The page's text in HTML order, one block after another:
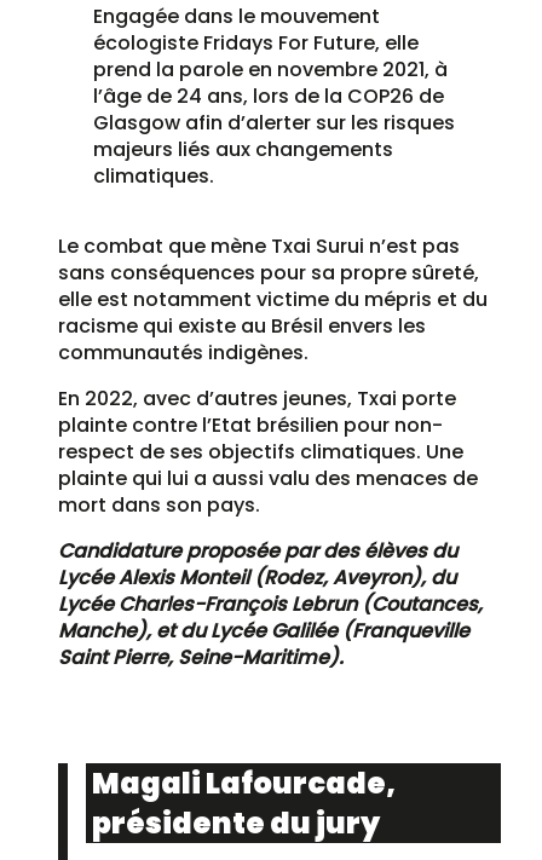
Engagée dans le mouvement
écologiste Fridays For Future, elle
prend la parole en novembre 2021, à
l’âge de 24 ans, lors de la COP26 de
Glasgow afin d’alerter sur les risques
majeurs liés aux changements
climatiques.
Le combat que mène Txai Surui n’est pas
sans conséquences pour sa propre sûreté,
elle est notamment victime du mépris et du
racisme qui existe au Brésil envers les
communautés indigènes.
En 2022, avec d’autres jeunes, Txai porte
plainte contre l’Etat brésilien pour non-
respect de ses objectifs climatiques. Une
plainte qui lui a aussi valu des menaces de
mort dans son pays.
Candidature proposée par des élèves du
Lycée Alexis Monteil (Rodez, Aveyron), du
Lycée Charles-François Lebrun (Coutances,
Manche), et du Lycée Galilée (Franqueville
Saint Pierre, Seine-Maritime).
Magali Lafourcade,
présidente du jury